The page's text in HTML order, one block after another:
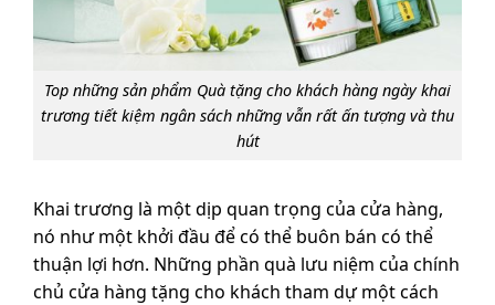
Top những sản phẩm Quà tặng cho khách hàng ngày khai
trương tiết kiệm ngân sách những vẫn rất ấn tượng và thu
hút
Khai trương là một dịp quan trọng của cửa hàng,
nó như một khởi đầu để có thể buôn bán có thể
thuận lợi hơn. Những phần quà lưu niệm của chính
chủ cửa hàng tặng cho khách tham dự một cách